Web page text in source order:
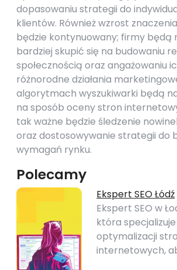
dopasowaniu strategii do
klientów. Również wzrost
będzie kontynuowany; firmy będą
bardziej skupić się na budowaniu
społecznością oraz angażowaniu
różnorodne działania
algorytmach wyszukiwarki będą
na sposób oceny stron
tak ważne będzie śledzenie
oraz dostosowywanie strategii do
wymagań rynku.
Polecamy
Ekspert SEO Łódź
Ekspert SEO w
która
optymalizacji
internetowych,